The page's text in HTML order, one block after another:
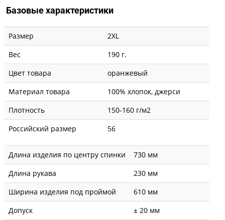
Базовые характеристики
Размер
2XL
Вес
190 г.
Цвет товара
оранжевый
Материал товара
100% хлопок, джерси
Плотность
150-160 г/м2
Российский размер
56
Длина изделия по центру спинки
730 мм
Длина рукава
230 мм
Ширина изделия под проймой
610 мм
Допуск
± 20 мм